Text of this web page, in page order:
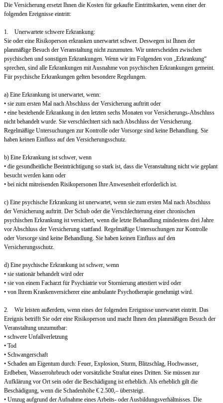
Die Versicherung ersetzt Ihnen die Kosten für gekaufte Eintrittskarten, wenn einer der
folgenden Ereignisse eintritt:
1. Unerwartete schwere Erkrankung:
Sie oder eine Risikoperson erkranken unerwartet schwer. Deswegen ist Ihnen der
planmäßige Besuch der Veranstaltung nicht zuzumuten. Wir unterscheiden zwischen
psychischen und sonstigen Erkrankungen. Wenn wir im Folgenden von „Erkrankung“
sprechen, sind alle Erkrankungen mit Ausnahme von psychischen Erkrankungen gemeint.
Für psychische Erkrankungen gelten besondere Regelungen.
a) Eine Erkrankung ist unerwartet, wenn:
• sie zum ersten Mal nach Abschluss der Versicherung auftritt oder
• eine bestehende Erkrankung in den letzten sechs Monaten vor Versicherungs-Abschluss
nicht behandelt wurde. Sie verschlechtert sich nach Abschluss der Versicherung.
Regelmäßige Untersuchungen zur Kontrolle oder Vorsorge sind keine Behandlung. Sie
haben keinen Einfluss auf den Versicherungsschutz.
b) Eine Erkrankung ist schwer, wenn
• die gesundheitliche Beeinträchtigung so stark ist, dass die Veranstaltung nicht wie geplant
besucht werden kann oder
• bei nicht mitreisenden Risikopersonen Ihre Anwesenheit erforderlich ist.
c) Eine psychische Erkrankung ist unerwartet, wenn sie zum ersten Mal nach Abschluss
der Versicherung auftritt. Der Schub oder die Verschlechterung einer chronischen
psychischen Erkrankung ist versichert, wenn die letzte Behandlung mindestens drei Jahre
vor Abschluss der Versicherung stattfand. Regelmäßige Untersuchungen zur Kontrolle
oder Vorsorge sind keine Behandlung. Sie haben keinen Einfluss auf den
Versicherungsschutz.
d) Eine psychische Erkrankung ist schwer, wenn
• sie stationär behandelt wird oder
• sie von einem Facharzt für Psychiatrie vor Stornierung attestiert wird oder
• von Ihrem Krankenversicherer eine ambulante Psychotherapie genehmigt wird.
2. Wir leisten außerdem, wenn eines der folgenden Ereignisse unerwartet eintritt. Das
Ereignis betrifft Sie oder eine Risikoperson und macht Ihnen den planmäßigen Besuch der
Veranstaltung unzumutbar:
• schwere Unfallverletzung
• Tod
• Schwangerschaft
• Schaden am Eigentum durch: Feuer, Explosion, Sturm, Blitzschlag, Hochwasser,
Erdbeben, Wasserrohrbruch oder vorsätzliche Straftat eines Dritten. Sie müssen zur
Aufklärung vor Ort sein oder die Beschädigung ist erheblich. Als erheblich gilt die
Beschädigung, wenn die Schadenhöhe € 2.500,– übersteigt.
• Umzug aufgrund der Aufnahme eines Arbeits- oder Ausbildungsverhältnisses. Die